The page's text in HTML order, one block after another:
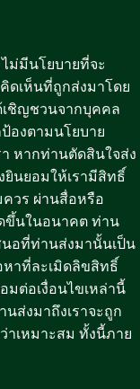
ไม่มีนโยบายที่จะ
ดเห็นที่ถูกส่งมาโดย
เชิญชวนจากบุคคล
องตามนโยบาย
หากท่านตัดสินใจส่ง
ยินยอมให้เรามีสิทธิ์
วร ผ่านสื่อหรือ
ขึ้นในอนาคต ท่าน
นอที่ท่านส่งมานั้นเป็น
หาที่ละเมิดลิขสิทธิ์
มต่อเงื่อนไขเหล่านี้
ส่งมาถึงเราจะถูก
าเหมาะสม ทั้งนี้ภาย